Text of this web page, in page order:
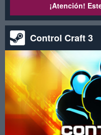
¡Atención!
Control Craft 3